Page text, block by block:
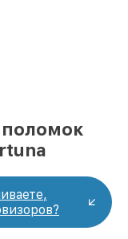
поломок